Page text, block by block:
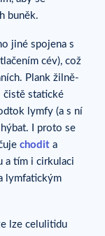
buněk.
jiné spojena s
cév), což
Plank žilně-
čistě statické
lymfy (a s ní
I proto se
chodit a
a tím i cirkulaci
lymfatickým
lze celulitidu